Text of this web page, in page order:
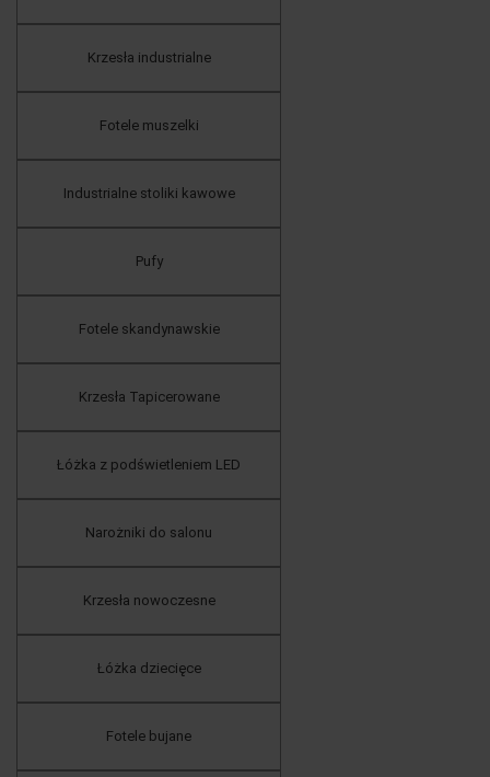
Krzesła industrialne
Fotele muszelki
Industrialne stoliki kawowe
Pufy
Fotele skandynawskie
Krzesła Tapicerowane
Łóżka z podświetleniem LED
Narożniki do salonu
Krzesła nowoczesne
Łóżka dziecięce
Fotele bujane